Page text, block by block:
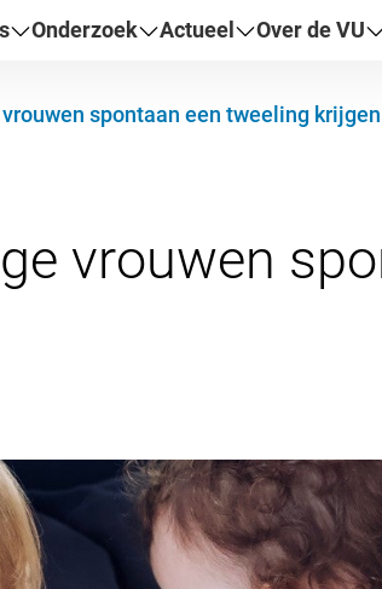
Onderzoek Actueel Over de VU
spontaan een tweeling krijgen
vrouwen